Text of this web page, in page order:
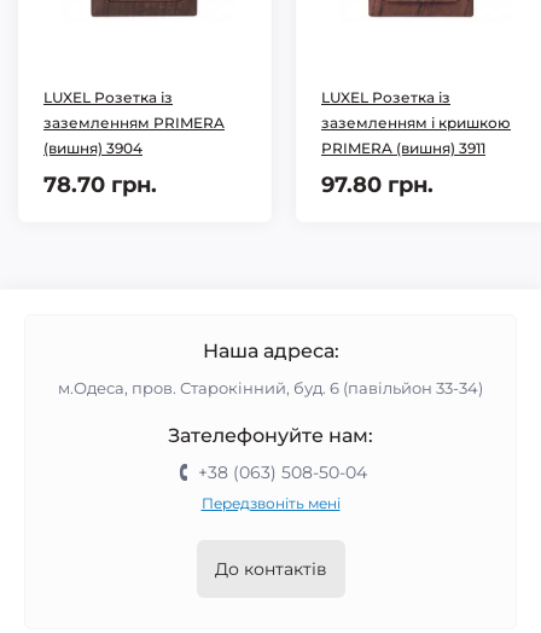
LUXEL Розетка із
заземленням PRIMERA
(вишня) 3904
78.70 грн.
LUXEL Розетка із
заземленням і кришкою
PRIMERA (вишня) 3911
97.80 грн.
Наша адреса:
м.Одеса, пров. Старокінний, буд. 6 (павільйон 33-34)
Зателефонуйте нам:
+38 (063) 508-50-04
Передзвоніть мені
До контактів